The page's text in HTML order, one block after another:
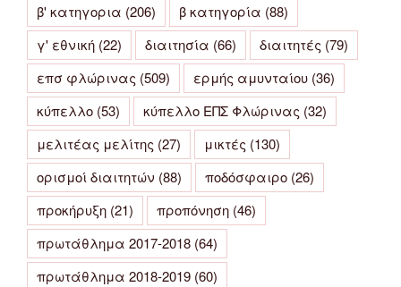
β' κατηγορια (206) β κατηγορία (88)
γ' εθνική (22) διαιτησία (66) διαιτητές (79)
επσ φλώρινας (509) ερμής αμυνταίου (36)
κύπελλο (53) κύπελλο ΕΠΣ Φλώρινας (32)
μελιτέας μελίτης (27) μικτές (130)
ορισμοί διαιτητών (88) ποδόσφαιρο (26)
προκήρυξη (21) προπόνηση (46)
πρωτάθλημα 2017-2018 (64)
πρωτάθλημα 2018-2019 (60)